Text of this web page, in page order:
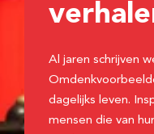
Al jaren schrijven
dagelijks leven.
mensen die van